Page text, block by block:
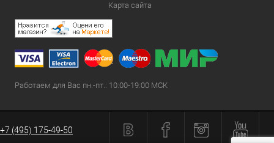
Карта сайта
Работаем для Вас пн.-пт.: 10:00-19:00 МСК
+7 (495) 175-49-50